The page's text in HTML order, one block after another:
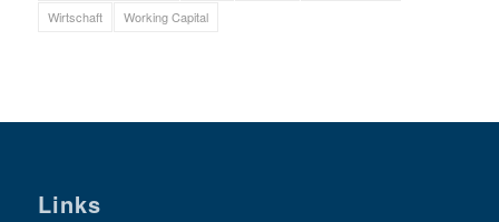
Wirtschaft
Working Capital
Links